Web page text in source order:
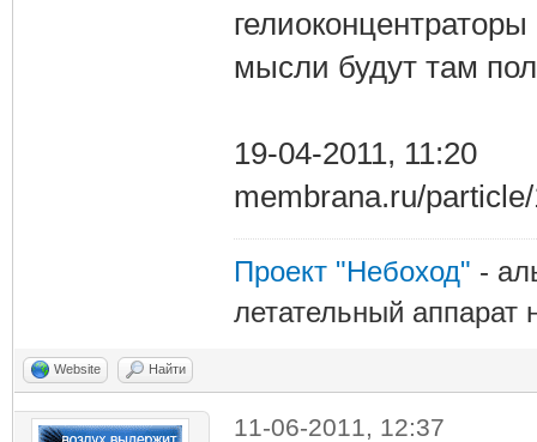
мысли будут там
19-04-2011, 11:20
membrana.ru/
Проект "Небоход" -
летательный аппарат
Website Найти
11-06-2011, 12:37